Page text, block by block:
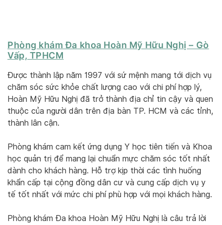
Phòng khám Đa khoa Hoàn Mỹ Hữu Nghị – Gò
Vấp, TPHCM
Được thành lập năm 1997 với sứ mệnh mang tới dịch vụ
chăm sóc sức khỏe chất lượng cao với chi phí hợp lý,
Hoàn Mỹ Hữu Nghị đã trở thành địa chỉ tin cậy và quen
thuộc của người dân trên địa bàn TP. HCM và các tỉnh,
thành lân cận.
Phòng khám cam kết ứng dụng Y học tiên tiến và Khoa
học quản trị để mang lại chuẩn mực chăm sóc tốt nhất
dành cho khách hàng. Hỗ trợ kịp thời các tình huống
khẩn cấp tại cộng đồng dân cư và cung cấp dịch vụ y
tế tốt nhất với mức chi phí phù hợp với mọi khách hàng.
Phòng khám Đa khoa Hoàn Mỹ Hữu Nghị là câu trả lời